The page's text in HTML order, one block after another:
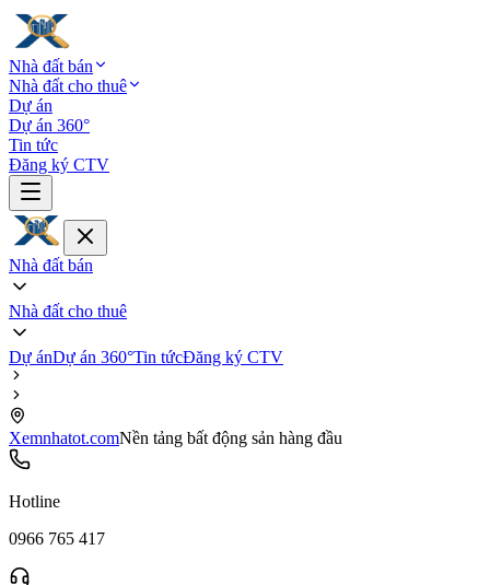
Nhà đất bán
Nhà đất cho thuê
Dự án
Dự án 360°
Tin tức
Đăng ký CTV
Nhà đất bán
Nhà đất cho thuê
Dự ánDự án 360°Tin tứcĐăng ký CTV
Xemnhatot.comNền tảng bất động sản hàng đầu
Hotline
0966 765 417